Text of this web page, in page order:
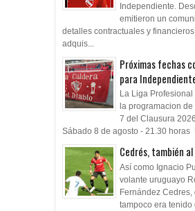
Independiente.
emitieron un
detalles contractuales y
adquis...
Próximas fechas
para
La Liga
la programacion
7 del Clausura
Sábado 8 de agosto - 21.30 horas
Cedrés, también al
Así como Ignacio
volante uruguayo
Fernández Cedres,
tampoco era tenido